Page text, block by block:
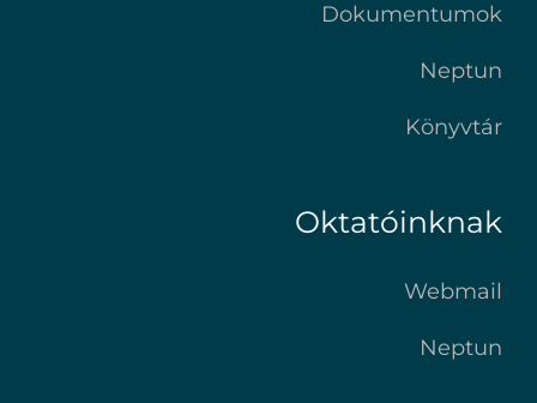
Dokumentumok
Neptun
Könyvtár
Oktatóinknak
Webmail
Neptun